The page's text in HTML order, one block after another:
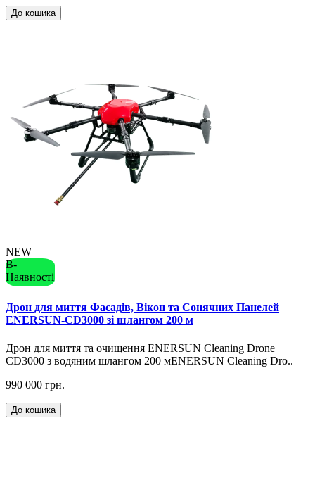
До кошика
NEW
В-
Наявності
Дрон для миття Фасадів, Вікон та Сонячних Панелей
ENERSUN-CD3000 зі шлангом 200 м
Дрон для миття та очищення ENERSUN Cleaning Drone
CD3000 з водяним шлангом 200 мENERSUN Cleaning Dro..
990 000 грн.
До кошика